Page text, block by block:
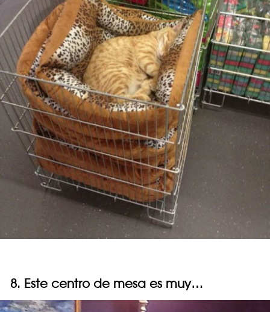
8. Este centro de mesa es muy…